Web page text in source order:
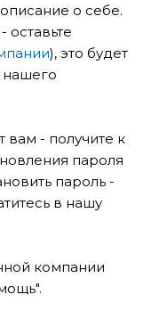
о себе.
оставьте
), это будет
нашего
вам - получите к
пароля
пароль -
в нашу
компании